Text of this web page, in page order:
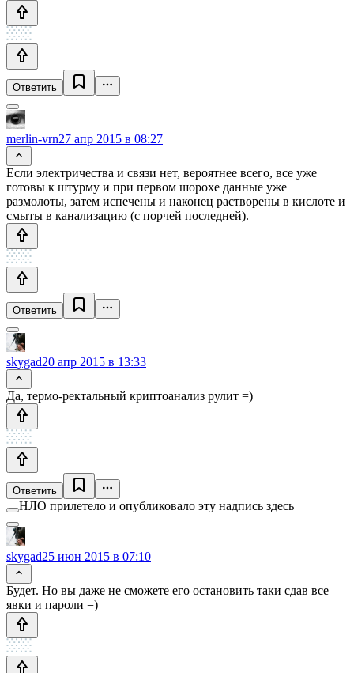
Ответить
merlin-vrn27 апр 2015 в 08:27
Если электричества и связи нет, вероятнее всего, все уже
готовы к штурму и при первом шорохе данные уже
размолоты, затем испечены и наконец растворены в кислоте и
смыты в канализацию (с порчей последней).
Ответить
skygad20 апр 2015 в 13:33
Да, термо-ректальный криптоанализ рулит =)
Ответить
НЛО прилетело и опубликовало эту надпись здесь
skygad25 июн 2015 в 07:10
Будет. Но вы даже не сможете его остановить таки сдав все
явки и пароли =)